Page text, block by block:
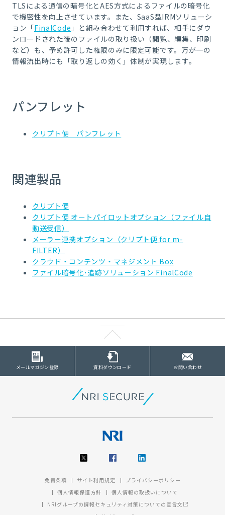
TLSによる通信の暗号化とAES方式によるファイルの暗号化
で機密性を向上させています。また、 SaaS型IRMソリューシ
ョン「FinalCode 」と組み合わせて利用すれば、相手にダウ
ンロードされた後のファイルの取り扱い（閲覧、編集、印刷
など）も、予め許可した権限のみに限定可能です。万が一の
情報流出時にも「取り返しの効く」体制が実現します。
パンフレット
クリプト便 パンフレット
関連製品
クリプト便
クリプト便 オートパイロットオプション（ファイル自
動送受信）
メーラー連携オプション（クリプト便 for m-
FILTER）
クラウド・コンテンツ・マネジメント Box
ファイル暗号化･追跡ソリューション FinalCode
メールマガジン登録 資料ダウンロード お問い合わせ
免責条項 サイト利用規定
プライバシーポリシー
個人情報保護方針
個人情報の取扱いについて
NRIグループの情報セキュリティ対策についての宣言文